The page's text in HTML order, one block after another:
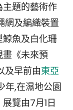
題的藝術作
網及編織裝置
鯨魚及白化珊
《未來預
及早前由東亞
年,在濕地公園
覽由7月1日